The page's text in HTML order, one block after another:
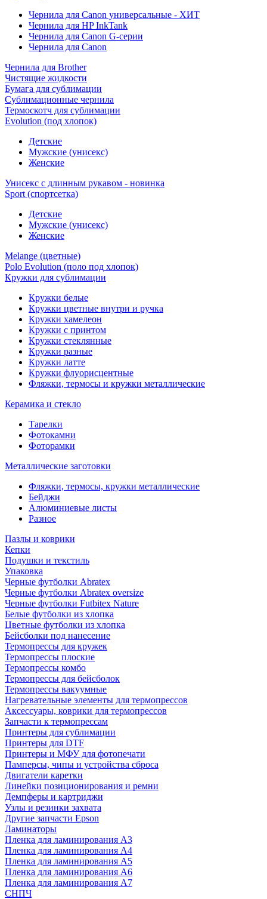
Чернила для Canon универсальные - ХИТ
Чернила для HP InkTank
Чернила для Canon G-серии
Чернила для Canon
Чернила для Brother
Чистящие жидкости
Бумага для сублимации
Сублимационные чернила
Термоскотч для сублимации
Evolution (под хлопок)
Детские
Мужские (унисекс)
Женские
Унисекс с длинным рукавом - новинка
Sport (спортсетка)
Детские
Мужские (унисекс)
Женские
Melange (цветные)
Polo Evolution (поло под хлопок)
Кружки для сублимации
Кружки белые
Кружки цветные внутри и ручка
Кружки хамелеон
Кружки c принтом
Кружки стеклянные
Кружки разные
Кружки латте
Кружки флуорисцентные
Фляжки, термосы и кружки металлические
Керамика и стекло
Тарелки
Фотокамни
Фоторамки
Металлические заготовки
Фляжки, термосы, кружки металлические
Бейджи
Алюминиевые листы
Разное
Пазлы и коврики
Кепки
Подушки и текстиль
Упаковка
Черные футболки Abratex
Черные футболки Abratex oversize
Черные футболки Futbitex Nature
Белые футболки из хлопка
Цветные футболки из хлопка
Бейсболки под нанесение
Термопрессы для кружек
Термопрессы плоские
Термопрессы комбо
Термопрессы для бейсболок
Термопрессы вакуумные
Нагревательные элементы для термопрессов
Аксессуары, коврики для термопрессов
Запчасти к термопрессам
Принтеры для сублимации
Принтеры для DTF
Принтеры и МФУ для фотопечати
Памперсы, чипы и устройства сброса
Двигатели каретки
Линейки позиционирования и ремни
Демпферы и картриджи
Узлы и резинки захвата
Другие запчасти Epson
Ламинаторы
Пленка для ламинирования А3
Пленка для ламинирования А4
Пленка для ламинирования А5
Пленка для ламинирования А6
Пленка для ламинирования А7
СНПЧ